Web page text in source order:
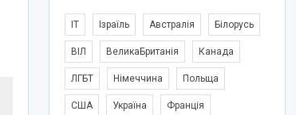
IT Ізраїль Австралія Білорусь
ВІЛ ВеликаБританія Канада
ЛГБТ Німеччина Польща
США Україна Франція